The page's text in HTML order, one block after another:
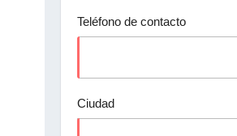
Teléfono de contacto
Ciudad